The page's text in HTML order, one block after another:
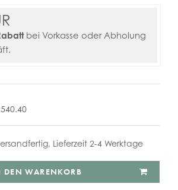
bei Vorkasse oder Abholung
Lieferzeit 2-4 Werktage
DEN WARENKORB